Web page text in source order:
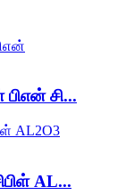
சி...
AL...